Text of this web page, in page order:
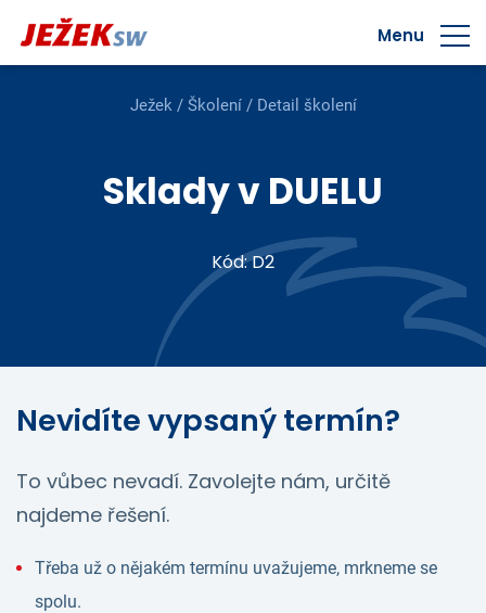
Menu
Ježek/ Školení/ Detail školení
Sklady v DUELU
Kód: D2
Nevidíte vypsaný termín?
To vůbec nevadí. Zavolejte nám, určitě
najdeme řešení.
Třeba už o nějakém termínu uvažujeme, mrkneme se
spolu.